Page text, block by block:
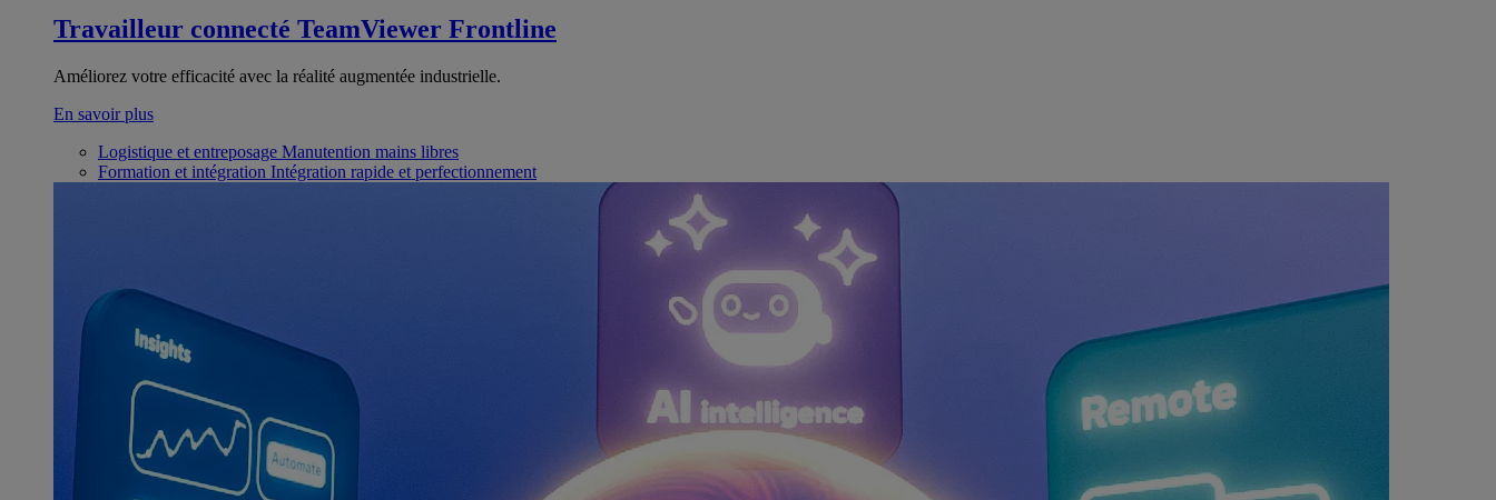
Travailleur connecté TeamViewer Frontline
Améliorez votre efficacité avec la réalité augmentée industrielle.
En savoir plus
Logistique et entreposage Manutention mains libres
Formation et intégration Intégration rapide et perfectionnement